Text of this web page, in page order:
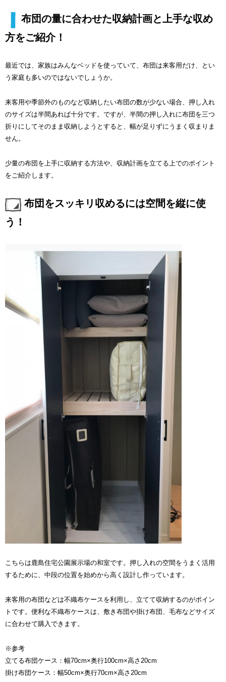
布団の量に合わせた収納計画と上手な収め
方をご紹介！
最近では、家族はみんなベッドを使っていて、布団は来客用だけ、とい
う家庭も多いのではないでしょうか。
来客用や季節外のものなど収納したい布団の数が少ない場合、押し入れ
のサイズは半間あれば十分です。ですが、半間の押し入れに布団を三つ
折りにしてそのまま収納しようとすると、幅が足りずにうまく収まりま
せん。
少量の布団を上手に収納する方法や、収納計画を立てる上でのポイント
をご紹介します。
布団をスッキリ収めるには空間を縦に使
う！
こちらは鹿島住宅公園展示場の和室です。押し入れの空間をうまく活用
するために、中段の位置を始めから高く設計し作っています。
来客用の布団などは不織布ケースを利用し、立てて収納するのがポイン
トです。便利な不織布ケースは、敷き布団や掛け布団、毛布などサイズ
に合わせて購入できます。
※参考
立てる布団ケース：幅70cm×奥行100cm×高さ20cm
掛け布団ケース：幅50cm×奥行70cm×高さ20cm